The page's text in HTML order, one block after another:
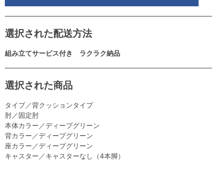
選択された配送方法
組み立てサービス付き ラクラク納品
選択された商品
タイプ／背クッションタイプ
肘／固定肘
本体カラー／ディープグリーン
背カラー／ディープグリーン
座カラー／ディープグリーン
キャスター／キャスターなし（4本脚）